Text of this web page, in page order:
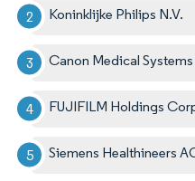
Koninklijke Philips N.V.
Canon Medical
FUJIFILM Holdings
Siemens Healthineers